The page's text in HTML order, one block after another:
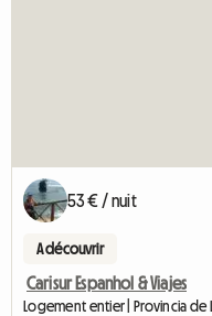
53 € / nuit
A découvrir
Carisur Espanhol & Viajes
Logement entier | Provincia de